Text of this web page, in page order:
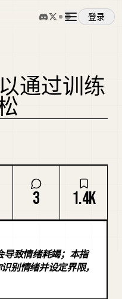
登录
通过训练
3 1.4K
致情绪耗竭；本指
别情绪并设定界限，